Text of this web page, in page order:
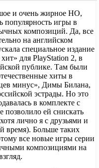
и очень жирное НО,
популярность игры в
композиций. Да, все
на английском
специальное издание
для PlayStation 2, в
публике. Там были
хиты в
минус», Димы Билана,
эстрады. Но это
в комплекте с
ей снискать
лично я с друзьями и
время). Больше таких
все новые игры серии
композициями на